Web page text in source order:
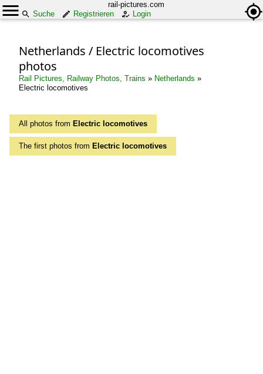
rail-pictures.com
Suche
Registrieren Login
Netherlands / Electric locomotives
photos
Rail Pictures, Railway Photos, Trains » Netherlands »
Electric locomotives
All photos from Electric locomotives
The first photos from Electric locomotives